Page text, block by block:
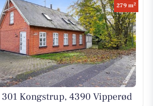
279 m2
Kongstrup, 4390 Vipperød